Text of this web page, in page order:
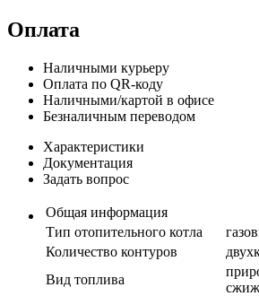
Оплата
Наличными курьеру
Оплата по QR-коду
Наличными/картой в офисе
Безналичным переводом
Характеристики
Документация
Задать вопрос
Общая информация
Тип отопительного котла
Количество контуров
Вид топлива